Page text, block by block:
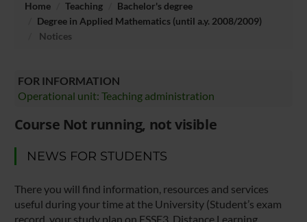
Home Teaching
Bachelor's degree
Degree in Applied Mathematics (until a.y. 2008/2009)
Notices
FOR INFORMATION
Operational unit: Teaching administration
Course Not running, not visible
NEWS FOR STUDENTS
There you will find information, resources and services
useful during your time at the University (Student’s exam
record, your study plan on ESSE3, Distance Learning